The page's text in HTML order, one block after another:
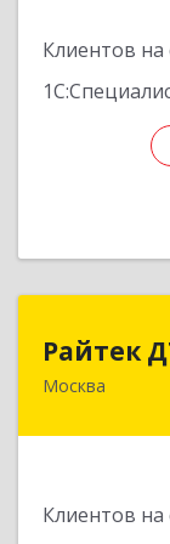
Клиентов
Райтек
Москва
Клиентов
123112,